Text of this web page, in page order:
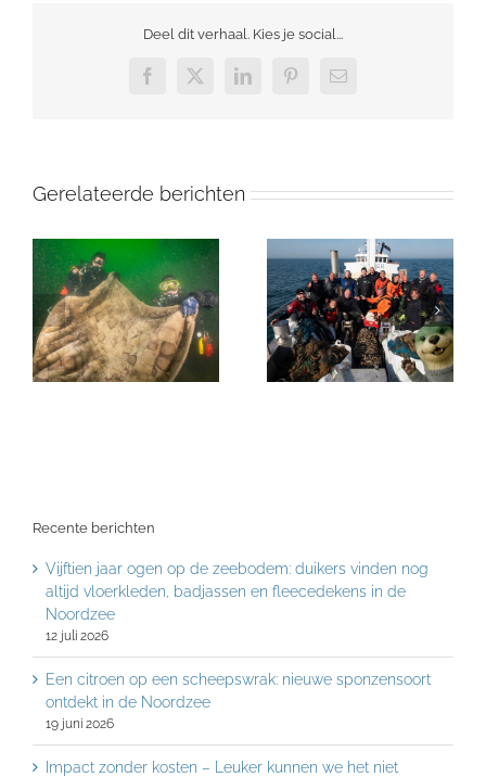
Deel dit verhaal. Kies je social...
Facebook
X LinkedInPinterest
E-
Gerelateerde berichten
Recente berichten
Vijftien jaar ogen op de zeebodem: duikers vinden nog
altijd vloerkleden, badjassen en fleecedekens in de
Noordzee
12 juli 2026
Een citroen op een scheepswrak: nieuwe sponzensoort
ontdekt in de Noordzee
19 juni 2026
Impact zonder kosten – Leuker kunnen we het niet